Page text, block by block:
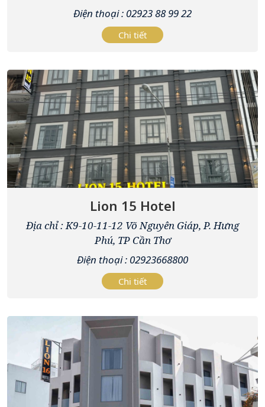
Điện thoại : 02923 88 99 22
Chi tiết
Lion 15 Hotel
Địa chỉ : K9-10-11-12 Võ Nguyên Giáp, P. Hưng
Phú, TP Cần Thơ
Điện thoại : 02923668800
Chi tiết